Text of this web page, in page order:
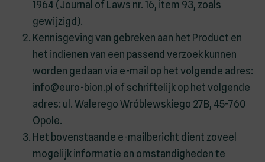
1964 (Journal of Laws nr. 16, item 93, zoals
gewijzigd).
Kennisgeving van gebreken aan het Product en
het indienen van een passend verzoek kunnen
worden gedaan via e-mail op het volgende adres:
info@euro-bion.pl of schriftelijk op het volgende
adres: ul. Walerego Wróblewskiego 27B, 45-760
Opole.
Het bovenstaande e-mailbericht dient zoveel
mogelijk informatie en omstandigheden te